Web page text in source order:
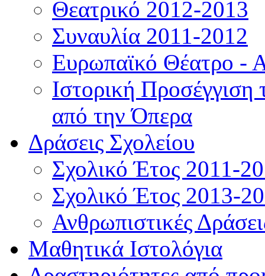
Θεατρικό 2012-2013
Συναυλία 2011-2012
Ευρωπαϊκό Θέατρο -
Ιστορική
από την Όπερα
Δράσεις Σχολείου
Σχολικό Έτος 2011-
Σχολικό Έτος 2013-
Ανθρωπιστικές
Μαθητικά Ιστολόγια